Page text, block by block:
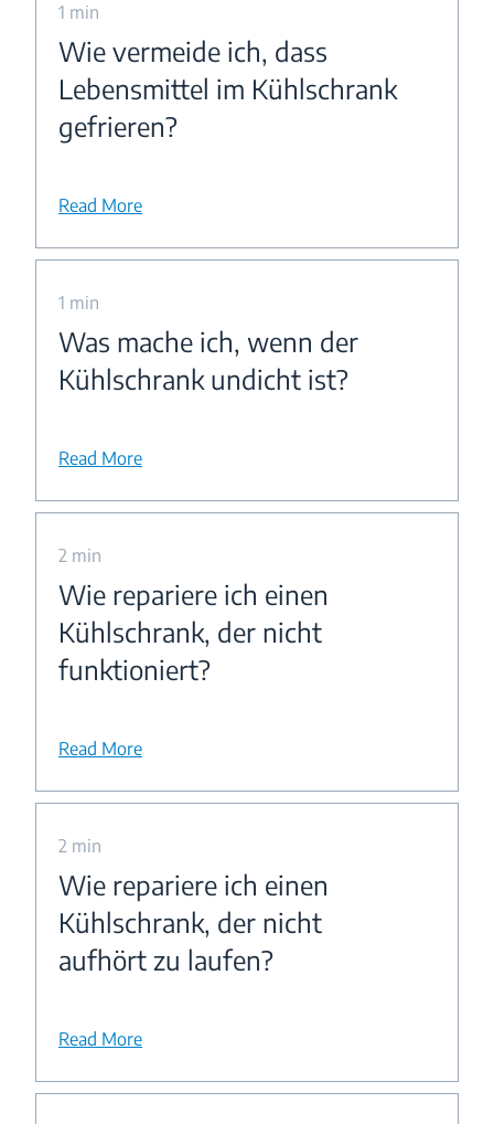
1 min
Wie vermeide ich, dass
Lebensmittel im Kühlschrank
gefrieren?
Read More
1 min
Was mache ich, wenn der
Kühlschrank undicht ist?
Read More
2 min
Wie repariere ich einen
Kühlschrank, der nicht
funktioniert?
Read More
2 min
Wie repariere ich einen
Kühlschrank, der nicht
aufhört zu laufen?
Read More